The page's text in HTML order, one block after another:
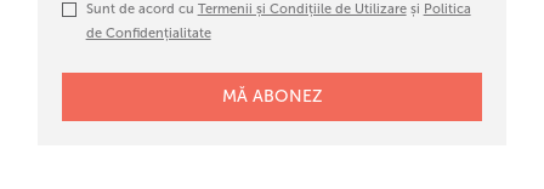
Sunt de acord cu Termenii și Condițiile de Utilizareși Politica
de Confidențialitate